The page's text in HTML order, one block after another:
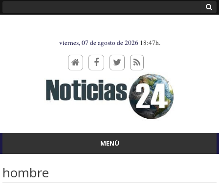
viernes, 07 de agosto de 2026 18:47h.
MENÚ
hombre